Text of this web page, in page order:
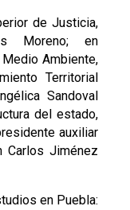
de Justicia,
Moreno; en
Ambiente,
Territorial
Sandoval
del estado,
auxiliar
Carlos Jiménez
en Puebla: